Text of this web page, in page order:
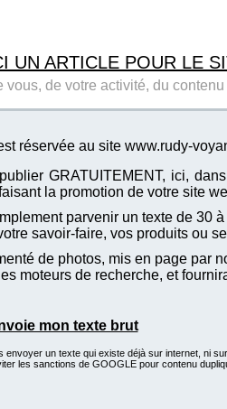
UN ARTICLE POUR LE
vous, de votre activité, du
réservée au site www.rudy-
GRATUITEMENT, ici,
la promotion de votre site
parvenir un texte de 30
savoir-faire, vos produits ou
de photos, mis en page par
moteurs de recherche, et
mon texte brut
envoyer un texte qui existe déjà sur internet, ni
les sanctions de GOOGLE pour contenu